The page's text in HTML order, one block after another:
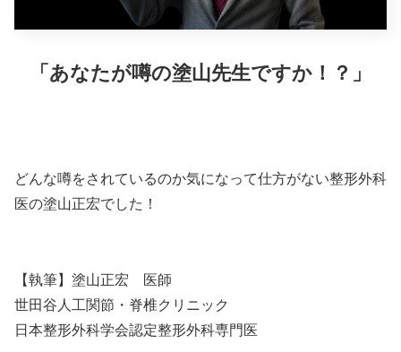
「あなたが噂の塗山先生ですか！？」
どんな噂をされているのか気になって仕方がない整形外科
医の塗山正宏でした！
【執筆】塗山正宏 医師
世田谷人工関節・脊椎クリニック
日本整形外科学会認定整形外科専門医